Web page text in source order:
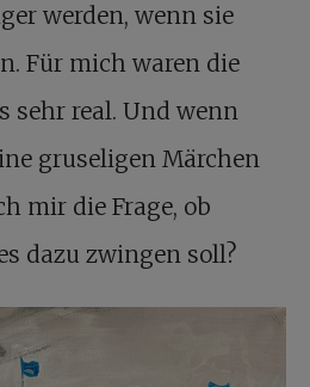
werden, wenn sie
Für mich waren die
sehr real. Und wenn
gruseligen Märchen
mir die Frage, ob
dazu zwingen soll?